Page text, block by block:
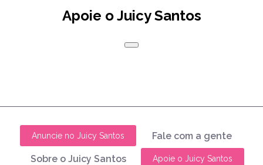
Apoie o Juicy Santos
Anuncie no Juicy Santos Fale com a gente
Sobre o Juicy Santos Apoie o Juicy Santos